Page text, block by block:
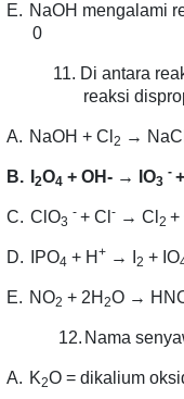
E. NaOH mengalami
0
11. Di antara
reaksi
A. NaOH + Cl 2 →
B. 2O4 + OH- → IO3
- + I
C. ClO3
- + Cl - → Cl 2 +
D. IPO4 + H + → I 2 + IO
E. NO2 + 2H 2O →
12. Nama
A. K2O = dikalium